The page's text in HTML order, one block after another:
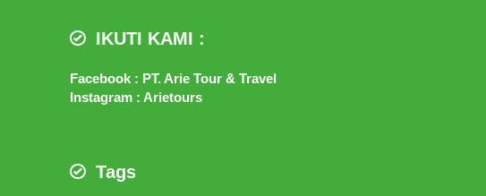
IKUTI KAMI :
Facebook : PT. Arie Tour & Travel
Instagram : Arietours
Tags